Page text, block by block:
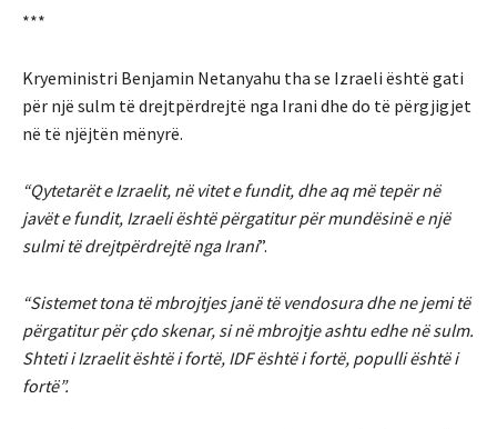
***
Kryeministri Benjamin Netanyahu tha se Izraeli është gati
për një sulm të drejtpërdrejtë nga Irani dhe do të përgjigjet
në të njëjtën mënyrë.
“Qytetarët e Izraelit, në vitet e fundit, dhe aq më tepër në
javët e fundit, Izraeli është përgatitur për mundësinë e një
sulmi të drejtpërdrejtë nga Irani”.
“Sistemet tona të mbrojtjes janë të vendosura dhe ne jemi të
përgatitur për çdo skenar, si në mbrojtje ashtu edhe në sulm.
Shteti i Izraelit është i fortë, IDF është i fortë, populli është i
fortë”.